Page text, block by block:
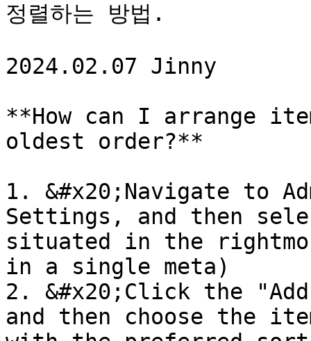
정렬하는 방법.
2024.02.07 Jinny
**How can I arrange
oldest order?**
1. &#x20;Navigate to
Settings, and then
situated in the
in a single meta)
2. &#x20;Click the
and then choose the